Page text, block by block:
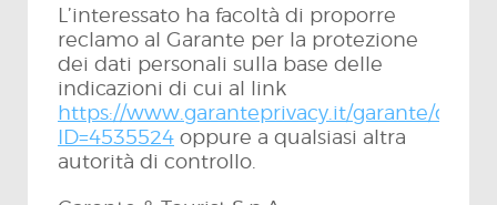
L’interessato ha facoltà di proporre
reclamo al Garante per la protezione
dei dati personali sulla base delle
indicazioni di cui al link
https://www.garanteprivacy.it/garante/
ID=4535524 oppure a qualsiasi altra
autorità di controllo.